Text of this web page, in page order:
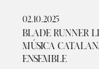
02.10.2025
BLADE RUNNER
MÚSICA
ENSEMBLE